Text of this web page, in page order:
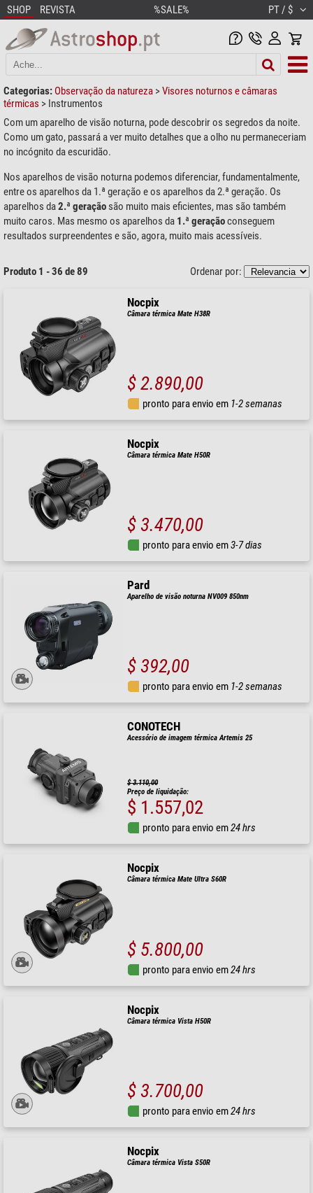
SHOP REVISTA %SALE% PT / $
Categorias: Observação da natureza >Visores noturnos e câmaras
térmicas > Instrumentos
Com um aparelho de visão noturna, pode descobrir os segredos da noite.
Como um gato, passará a ver muito detalhes que a olho nu permaneceriam
no incógnito da escuridão.
Nos aparelhos de visão noturna podemos diferenciar, fundamentalmente,
entre os aparelhos da 1.ª geração e os aparelhos da 2.ª geração. Os
aparelhos da2.ª geração são muito mais eficientes, mas são também
muito caros. Mas mesmo os aparelhos da 1.ª geraçãoconseguem
resultados surpreendentes e são, agora, muito mais acessíveis.
Produto 1 - 36 de 89 Ordenar por:
Nocpix
Câmara térmica Mate H38R
$ 2.890,00
pronto para envio em 1-2 semanas
Nocpix
Câmara térmica Mate H50R
$ 3.470,00
pronto para envio em3-7 dias
Pard
Aparelho de visão noturna NV009 850nm
$ 392,00
pronto para envio em 1-2 semanas
CONOTECH
Acessório de imagem térmica Artemis 25
$ 3.110,00
Preço de liquidação:
$ 1.557,02
pronto para envio em24 hrs
Nocpix
Câmara térmica Mate Ultra S60R
$ 5.800,00
pronto para envio em24 hrs
Nocpix
Câmara térmica Vista H50R
$ 3.700,00
pronto para envio em24 hrs
Nocpix
Câmara térmica Vista S50R